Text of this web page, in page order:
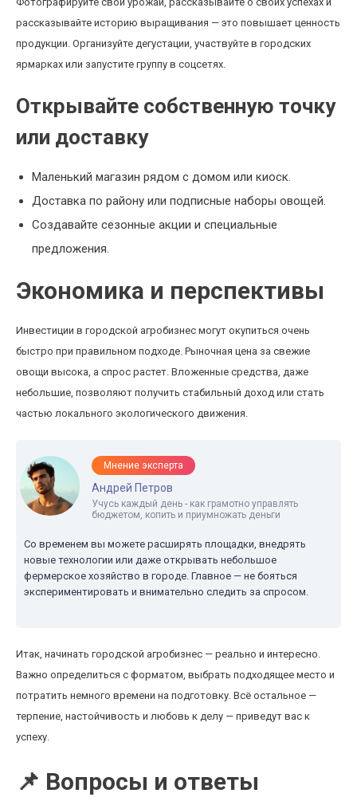
рассказывайте историю выращивания — это повышает ценность
продукции. Организуйте дегустации, участвуйте в городских
ярмарках или запустите группу в соцсетях.
Открывайте собственную точку
или доставку
Маленький магазин рядом с домом или киоск.
Доставка по району или подписные наборы овощей.
Создавайте сезонные акции и специальные
предложения.
Экономика и перспективы
Инвестиции в городской агробизнес могут окупиться очень
быстро при правильном подходе. Рыночная цена за свежие
овощи высока, а спрос растет. Вложенные средства, даже
небольшие, позволяют получить стабильный доход или стать
частью локального экологического движения.
Мнение эксперта
Андрей Петров
Учусь каждый день - как грамотно управлять
бюджетом, копить и приумножать деньги
Со временем вы можете расширять площадки, внедрять
новые технологии или даже открывать небольшое
фермерское хозяйство в городе. Главное — не бояться
экспериментировать и внимательно следить за спросом.
Итак, начинать городской агробизнес — реально и интересно.
Важно определиться с форматом, выбрать подходящее место и
потратить немного времени на подготовку. Всё остальное —
терпение, настойчивость и любовь к делу — приведут вас к
успеху.
📌 Вопросы и ответы